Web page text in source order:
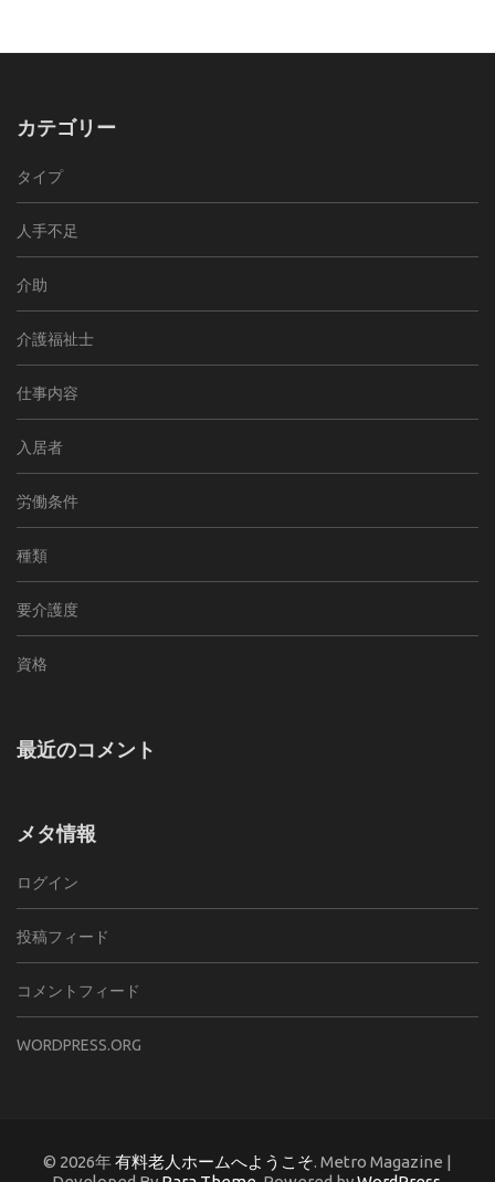
カテゴリー
タイプ
人手不足
介助
介護福祉士
仕事内容
入居者
労働条件
種類
要介護度
資格
最近のコメント
メタ情報
ログイン
投稿フィード
コメントフィード
WORDPRESS.ORG
© 2026年有料老人ホームへようこそ. Metro Magazine |